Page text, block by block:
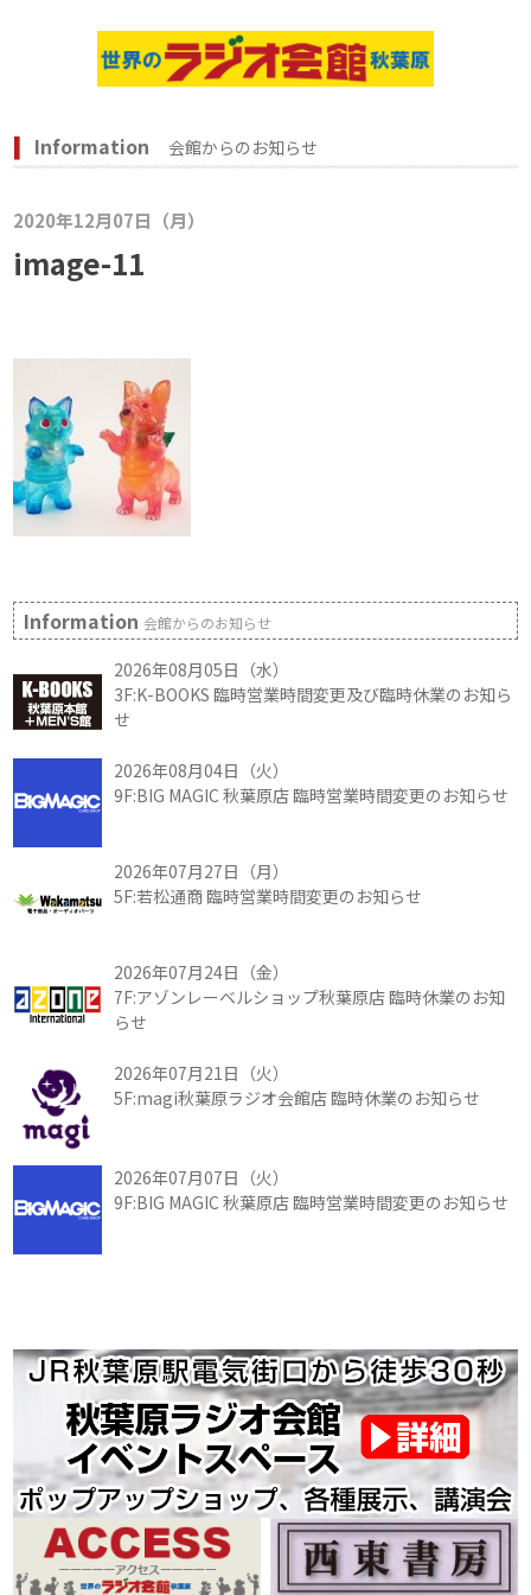
Information 会館からのお知らせ
2020年12月07日（月）
image-11
Information会館からのお知らせ
2026年08月05日（水）
3F:K-BOOKS 臨時営業時間変更及び臨時休業のお知ら
せ
2026年08月04日（火）
9F:BIG MAGIC 秋葉原店 臨時営業時間変更のお知らせ
2026年07月27日（月）
5F:若松通商 臨時営業時間変更のお知らせ
2026年07月24日（金）
7F:アゾンレーベルショップ秋葉原店 臨時休業のお知
らせ
2026年07月21日（火）
5F:magi秋葉原ラジオ会館店 臨時休業のお知らせ
2026年07月07日（火）
9F:BIG MAGIC 秋葉原店 臨時営業時間変更のお知らせ